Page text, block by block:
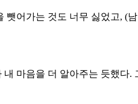
어가는 것도 너무 싫었고, (
마음을 더 알아주는 듯했다.